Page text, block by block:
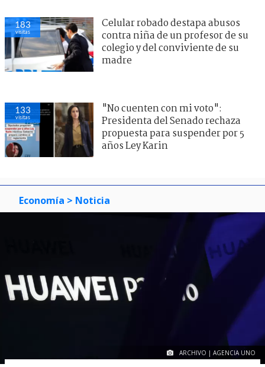
183
visitas
Celular robado destapa abusos
contra niña de un profesor de su
colegio y del conviviente de su
madre
133
visitas
"No cuenten con mi voto":
Presidenta del Senado rechaza
propuesta para suspender por 5
años Ley Karin
Economía > Noticia
ARCHIVO | AGENCIA UNO